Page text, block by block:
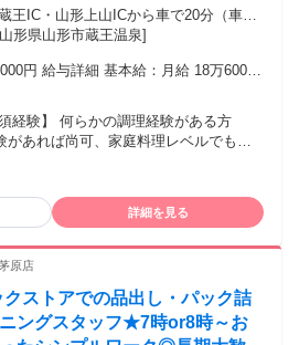
王IC・山形上山ICから車で20分（車通
温泉バスターミナル駅から徒歩10分
形県山形市蔵王温泉]
円 給与詳細 基本給：月給 18万6000
家族手当金額：なし 全員に一律で支払
職給与等を考
サー
支配人 ※昇格に伴う昇給有 上司の
キャリアアップ・昇給が可能です。
経験】 何らかの調理経験がある方
があれば尚可、家庭料理レベルでも
）、ホテルスタッフ、接客スタッ
どの人と接する仕事の経験全般の経験
ることが好きで、明るく笑顔で対応で
じて、臨機応変な対応ができる方 ・新
き ・言われたままやるより工夫した
味わいたい ・蔵王・上山・天童エリア
詳細を見る
原店
ストアでの品出し・パック詰
ングスタッフ★7時or8時～お